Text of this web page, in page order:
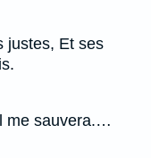
justes, Et ses
me sauvera.…